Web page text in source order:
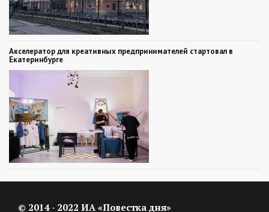
Акселератор для креативных предпринимателей стартовал в
Екатеринбурге
© 2014 - 2022 ИА «Повестка дня»